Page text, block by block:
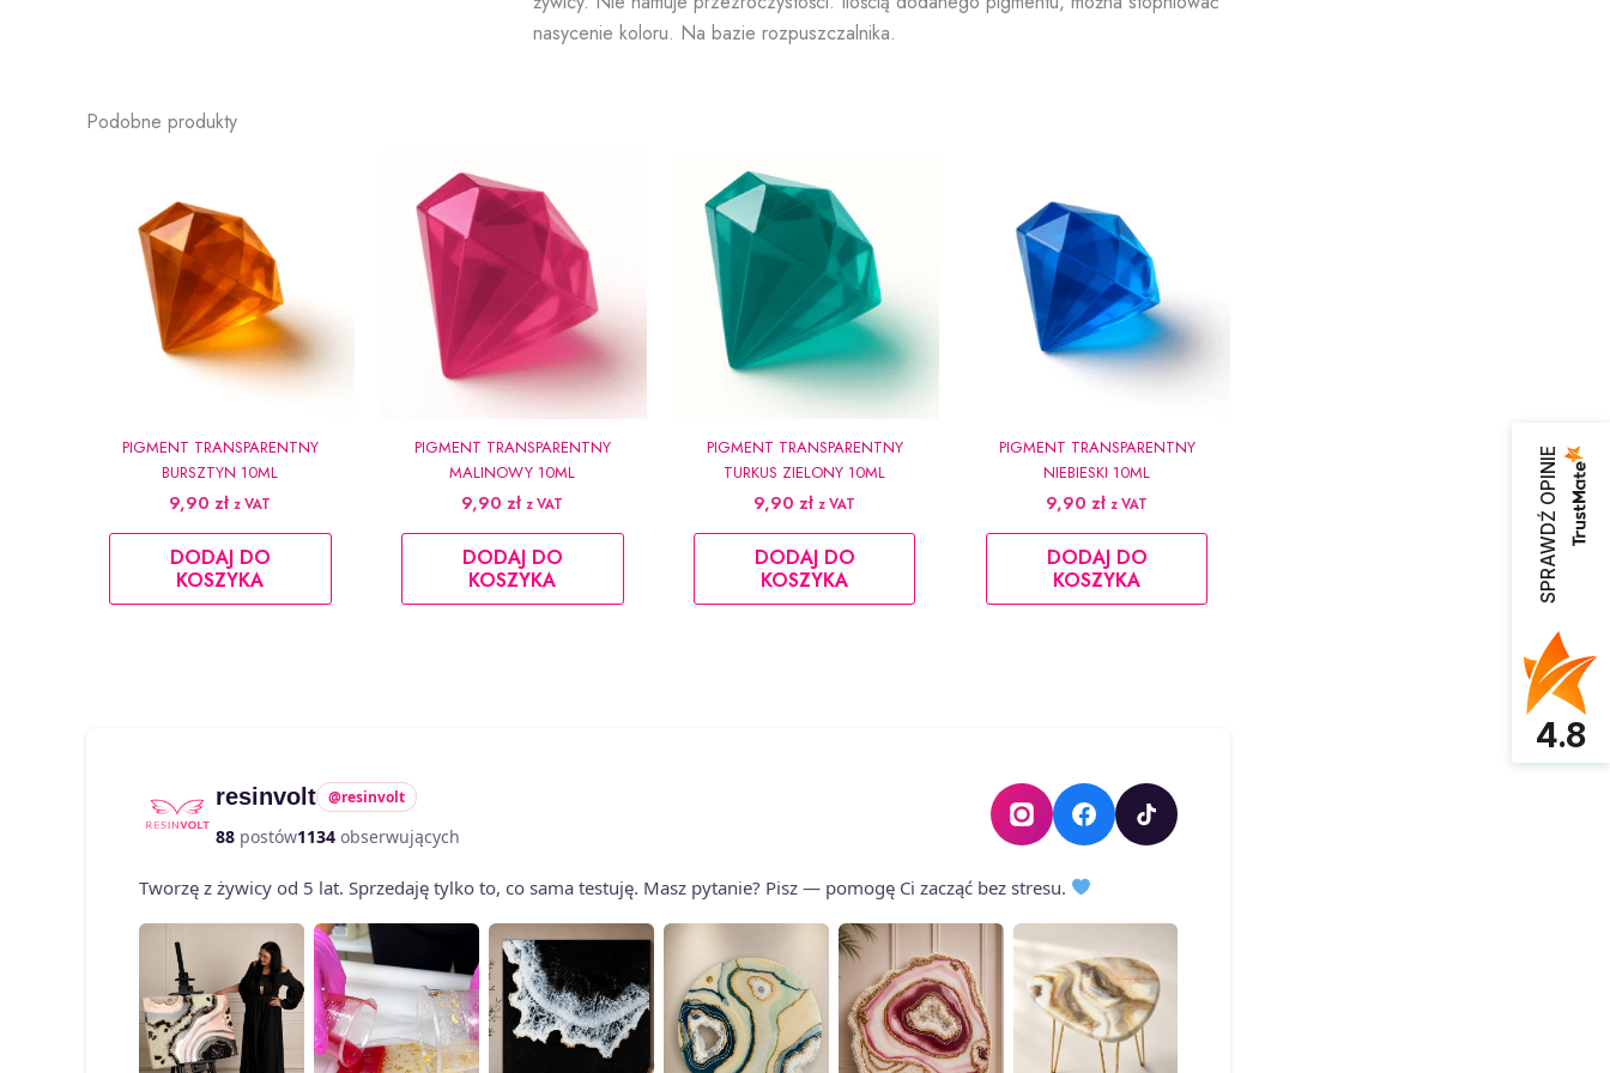
nasycenie koloru. Na bazie rozpuszczalnika.
Podobne produkty
PIGMENT TRANSPARENTNY
BURSZTYN 10ML
9,90zł z VAT
DODAJ DO
KOSZYKA
PIGMENT TRANSPARENTNY
MALINOWY 10ML
9,90zł z VAT
DODAJ DO
KOSZYKA
PIGMENT TRANSPARENTNY
TURKUS ZIELONY 10ML
9,90zł z VAT
DODAJ DO
KOSZYKA
PIGMENT TRANSPARENTNY
NIEBIESKI 10ML
9,90 zł z VAT
DODAJ DO
KOSZYKA
resinvolt @resinvolt
88 postów1134 obserwujących
Tworzę z żywicy od 5 lat. Sprzedaję tylko to, co sama testuję. Masz pytanie? Pisz — pomogę Ci zacząć bez stresu.
SPRAWDŹ OPINIE
4.8